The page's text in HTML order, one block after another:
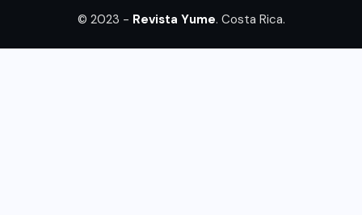
© 2023 - Revista Yume. Costa Rica.